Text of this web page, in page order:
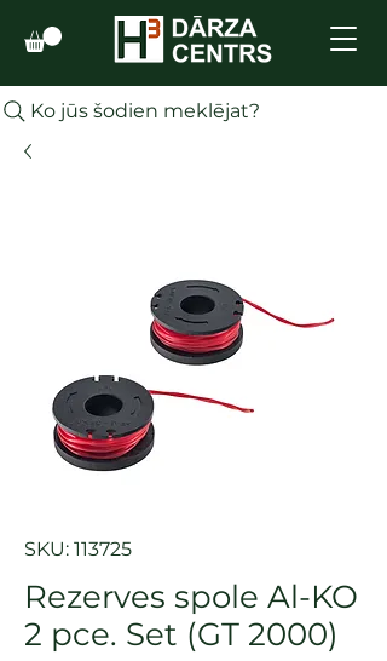
Ko jūs šodien meklējat?
SKU: 113725
Rezerves spole Al-KO
2 pce. Set (GT 2000)